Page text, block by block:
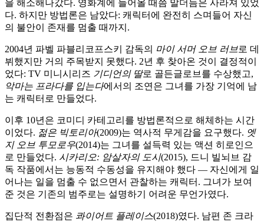
을 해소해나갔다. 영화계에 들어올 때쯤 말더듬은 사라져 있었
다. 하지만 방법론은 남았다: 캐릭터에 완전히 스며들어 자신
의 불안이 존재를 멈출 때까지.
2004년 파벨 파블리코프스키 감독의 마이 서머 오브 러브로 데
뷔했지만 거의 주목받지 못했다. 2년 후 찾아온 것이 결정적이
었다: TV 미니시리즈 기디언의 딸로 골든글로브를 수상했고,
악마는 프라다를 입는다에서의 조연은 그녀를 가장 기억에 남
는 캐릭터로 만들었다.
이후 10년은 코미디 카테고리를 방법론적으로 해체하는 시간
이었다. 젊은 빅토리아(2009)는 역사적 무게감을 요구했다. 엣
지 오브 투모로우(2014)는 그녀를 설득력 있는 액션 히로인으
로 만들었다. 시카리오: 암살자의 도시(2015), 드니 빌뇌브 감
독 작품에서는 능동적 수동성을 유지해야 했다 — 자신에게 일
어나는 일을 멈출 수 없으면서 관찰하는 캐릭터. 그녀가 보여
준 것은 기존의 범주로는 설명하기 어려운 무언가였다.
집단적 전환점은 콰이어트 플레이스(2018)였다. 남편 존 크라